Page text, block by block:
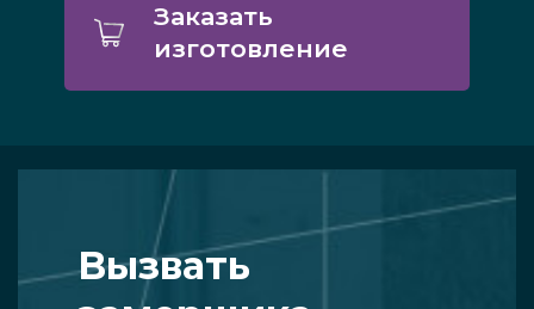
Заказать
изготовление
Вызвать